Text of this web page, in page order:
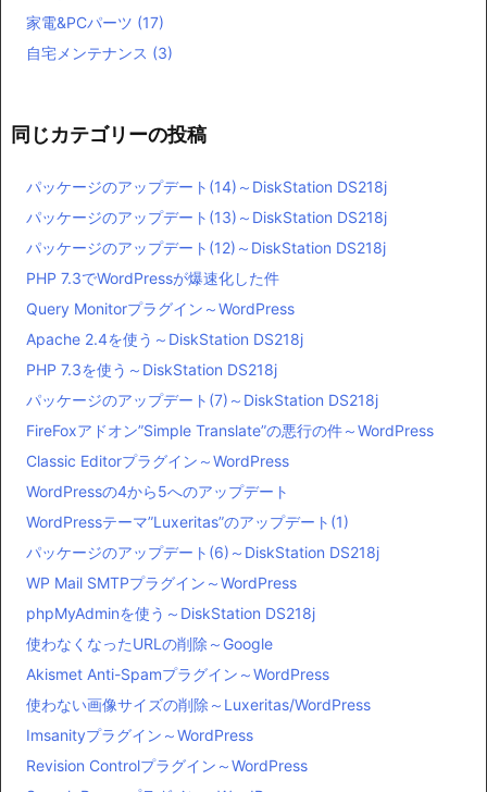
家電&PCパーツ (17)
自宅メンテナンス (3)
同じカテゴリーの投稿
パッケージのアップデート(14)～DiskStation DS218j
パッケージのアップデート(13)～DiskStation DS218j
パッケージのアップデート(12)～DiskStation DS218j
PHP 7.3でWordPressが爆速化した件
Query Monitorプラグイン～WordPress
Apache 2.4を使う～DiskStation DS218j
PHP 7.3を使う～DiskStation DS218j
パッケージのアップデート(7)～DiskStation DS218j
FireFoxアドオン”Simple Translate”の悪行の件～WordPress
Classic Editorプラグイン～WordPress
WordPressの4から5へのアップデート
WordPressテーマ”Luxeritas”のアップデート(1)
パッケージのアップデート(6)～DiskStation DS218j
WP Mail SMTPプラグイン～WordPress
phpMyAdminを使う～DiskStation DS218j
使わなくなったURLの削除～Google
Akismet Anti-Spamプラグイン～WordPress
使わない画像サイズの削除～Luxeritas/WordPress
Imsanityプラグイン～WordPress
Revision Controlプラグイン～WordPress